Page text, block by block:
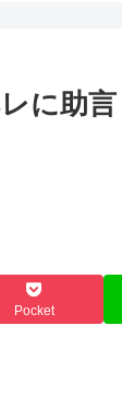
に助
Pocket